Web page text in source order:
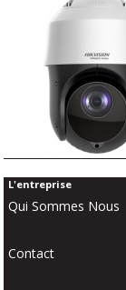
L'entreprise
Qui Sommes Nous
Contact